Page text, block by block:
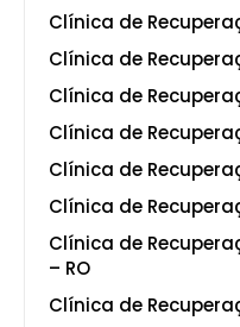
Clínica de
Clínica de
Clínica de
Clínica de
Clínica de
Clínica de
Clínica de
– RO
Clínica de